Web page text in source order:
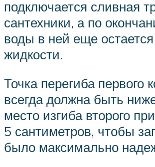
подключается сливная
сантехники, а по
воды в ней еще
жидкости.
Точка перегиба первого
всегда должна быть
место изгиба второго
5 сантиметров, чтобы
было максимально